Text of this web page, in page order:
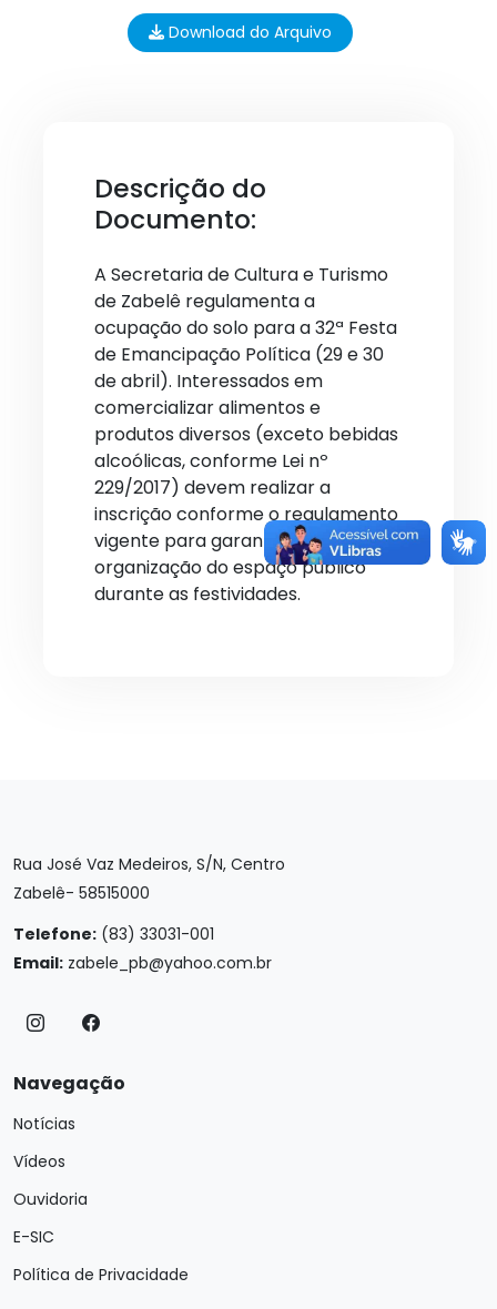
Download do Arquivo
Descrição do
Documento:
A Secretaria de Cultura e Turismo
de Zabelê regulamenta a
ocupação do solo para a 32ª Festa
de Emancipação Política (29 e 30
de abril). Interessados em
comercializar alimentos e
produtos diversos (exceto bebidas
alcoólicas, conforme Lei nº
229/2017) devem realizar a
inscrição conforme o regulamento
vigente para garantir a
organização do espaço público
durante as festividades.
Rua José Vaz Medeiros, S/N, Centro
Zabelê- 58515000
Telefone: (83) 33031-001
Email: zabele_pb@yahoo.com.br
Navegação
Notícias
Vídeos
Ouvidoria
E-SIC
Política de Privacidade